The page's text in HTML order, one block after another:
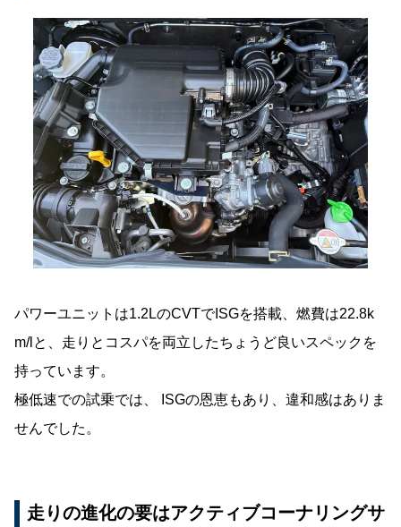
パワーユニットは1.2LのCVTでISGを搭載、燃費は22.8k
m/lと、走りとコスパを両立したちょうど良いスペックを
持っています。
極低速での試乗では、 ISGの恩恵もあり、違和感はありま
せんでした。
走りの進化の要はアクティブコーナリングサ